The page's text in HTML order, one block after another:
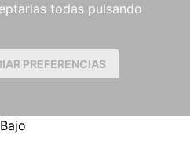
todas pulsando
PREFERENCIAS
Bajo